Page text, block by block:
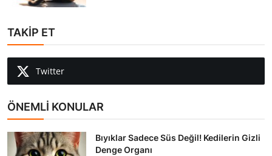
TAKİP ET
Twitter
ÖNEMLİ KONULAR
Bıyıklar Sadece Süs Değil! Kedilerin Gizli
Denge Organı